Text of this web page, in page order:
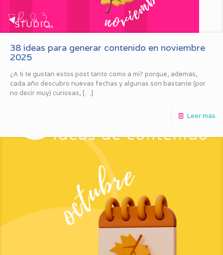
38 ideas para generar contenido en noviembre
2025
¿A ti te gustan estos post tanto como a mi? porque, además,
cada año descubro nuevas fechas y algunas son bastante (por
no decir muy) curiosas, […]
Leer más